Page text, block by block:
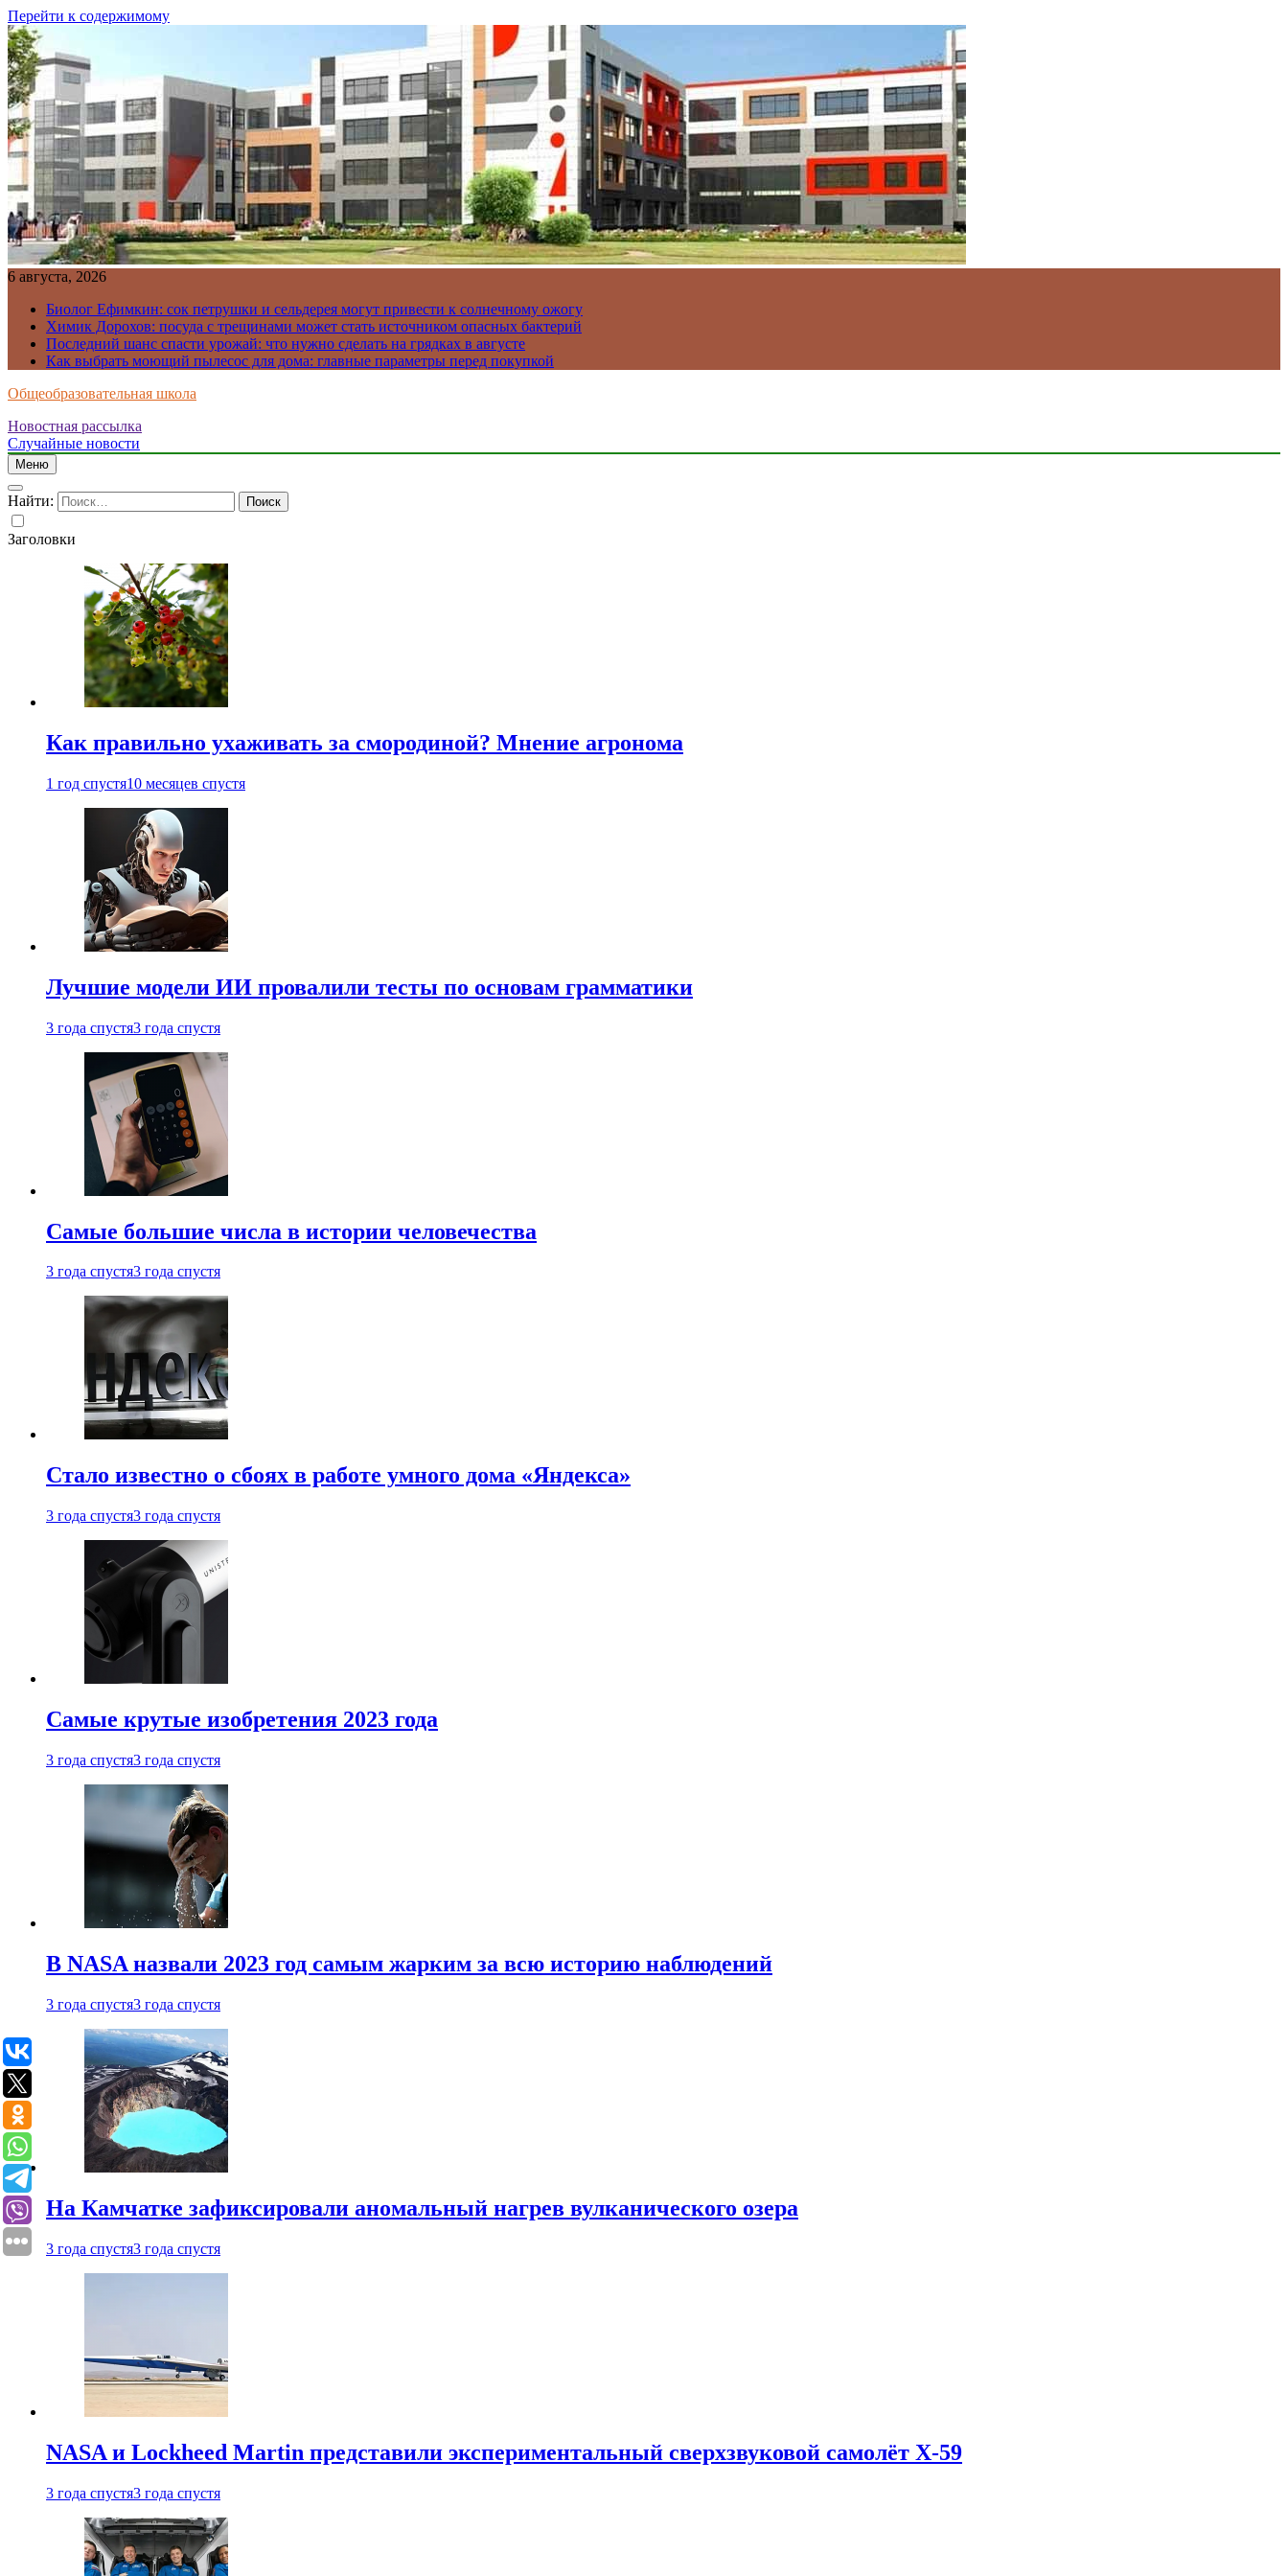
Перейти к содержимому
6 августа, 2026
Биолог Ефимкин: сок петрушки и сельдерея могут привести к солнечному ожогу
Химик Дорохов: посуда с трещинами может стать источником опасных бактерий
Последний шанс спасти урожай: что нужно сделать на грядках в августе
Как выбрать моющий пылесос для дома: главные параметры перед покупкой
Общеобразовательная школа
Новостная рассылка
Случайные новости
Меню
Найти:
Заголовки
Как правильно ухаживать за смородиной? Мнение агронома
1 год спустя10 месяцев спустя
Лучшие модели ИИ провалили тесты по основам грамматики
3 года спустя3 года спустя
Самые большие числа в истории человечества
3 года спустя3 года спустя
Стало известно о сбоях в работе умного дома «Яндекса»
3 года спустя3 года спустя
Самые крутые изобретения 2023 года
3 года спустя3 года спустя
В NASA назвали 2023 год самым жарким за всю историю наблюдений
3 года спустя3 года спустя
На Камчатке зафиксировали аномальный нагрев вулканического озера
3 года спустя3 года спустя
NASA и Lockheed Martin представили экспериментальный сверхзвуковой самолёт X-59
3 года спустя3 года спустя